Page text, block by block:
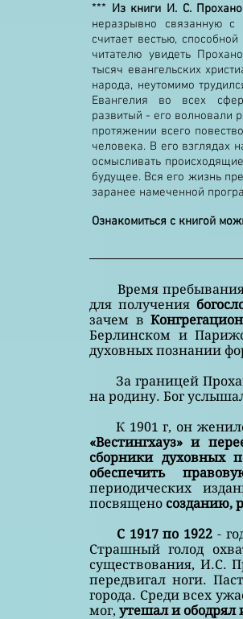
*** Из книги И. С.
неразрывно связанную с
считает вестью,
читателю увидеть
тысяч евангельских
народа, неутомимо
Евангелия во всех
развитый - его волновали
протяжении всего
человека. В его взглядах
осмысливать
будущее. Вся его жизнь
заранее намеченной
Ознакомиться с книгой
Время пребывания
для получения
зачем в
Берлинском и
духовных познании
За границей
на родину. Бог
К 1901 г, он
«Вестингхауз» и
сборники духовных
обеспечить
периодических
посвящено созданию,
С 1917 по 1922 -
Страшный голод
существования, И.С.
передвигал ноги.
города. Среди всех
мог, утешал и ободрял